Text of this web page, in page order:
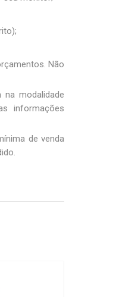
Não
modalidade
informações
de venda